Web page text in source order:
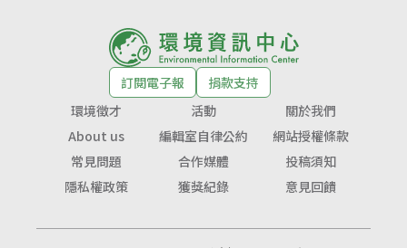
訂閱電子報
捐款支持
環境徵才
活動
關於我們
About us
編輯室自律公約
網站授權條款
常見問題
合作媒體
投稿須知
隱私權政策
獲獎紀錄 意見回饋